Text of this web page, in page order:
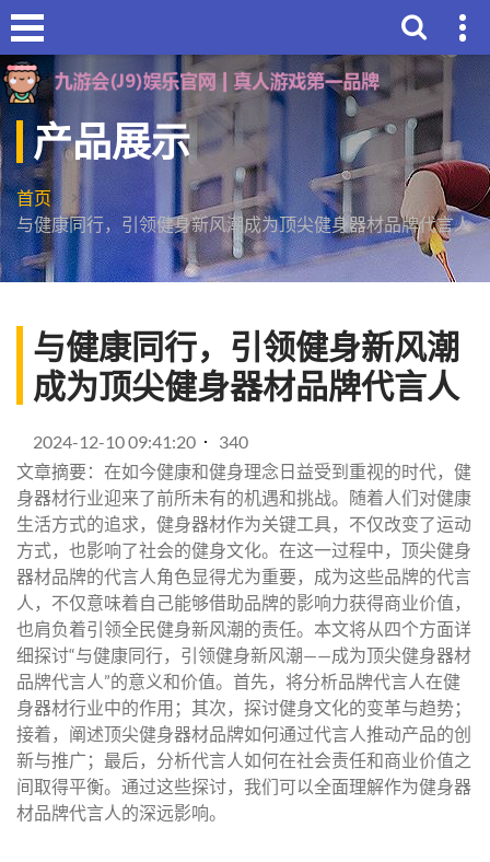
产品展示
首页
与健康同行，引领健身新风潮成为顶尖健身器材品牌代言人
与健康同行，引领健身新风潮
成为顶尖健身器材品牌代言人
2024-12-10 09:41:20
340
文章摘要：在如今健康和健身理念日益受到重视的时代，健
身器材行业迎来了前所未有的机遇和挑战。随着人们对健康
生活方式的追求，健身器材作为关键工具，不仅改变了运动
方式，也影响了社会的健身文化。在这一过程中，顶尖健身
器材品牌的代言人角色显得尤为重要，成为这些品牌的代言
人，不仅意味着自己能够借助品牌的影响力获得商业价值，
也肩负着引领全民健身新风潮的责任。本文将从四个方面详
细探讨“与健康同行，引领健身新风潮——成为顶尖健身器材
品牌代言人”的意义和价值。首先，将分析品牌代言人在健
身器材行业中的作用；其次，探讨健身文化的变革与趋势；
接着，阐述顶尖健身器材品牌如何通过代言人推动产品的创
新与推广；最后，分析代言人如何在社会责任和商业价值之
间取得平衡。通过这些探讨，我们可以全面理解作为健身器
材品牌代言人的深远影响。